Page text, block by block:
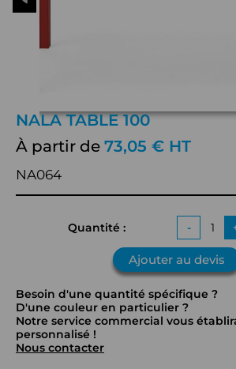
NALA TABLE 100
À partir de 73,05 € HT
NA064
Quantité : -
Ajouter au devis
Besoin d'une quantité spécifique ?
D'une couleur en particulier ?
Notre service commercial vous
personnalisé !
Nous contacter